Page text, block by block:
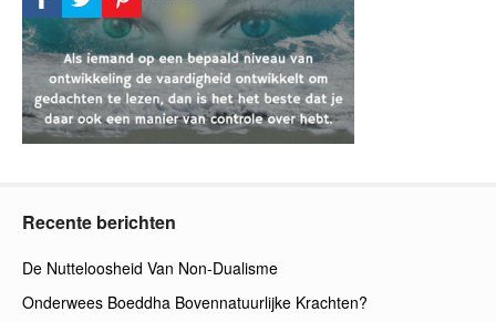
Recente berichten
De Nutteloosheid Van Non-Dualisme
Onderwees Boeddha Bovennatuurlijke Krachten?